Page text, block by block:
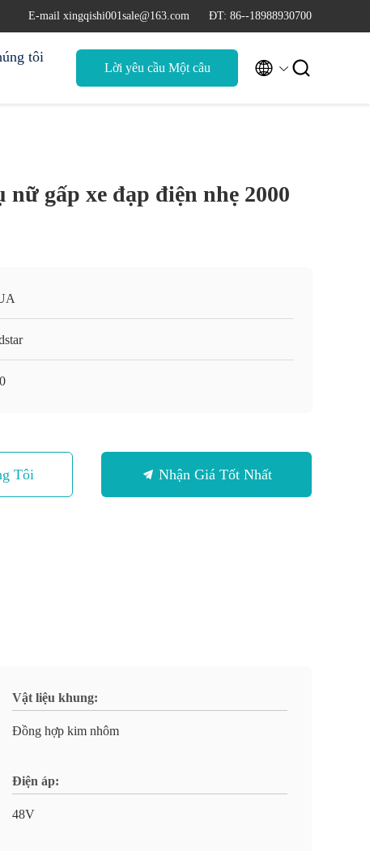
E-mail xingqishi001sale@163.com ĐT: 86--18988930700
tôi
Lời yêu cầu Một câu  
nữ gấp xe đạp điện nhẹ 2000
Tôi Nhận Giá Tốt Nhất
Vật liệu khung:
Đồng hợp kim nhôm
Điện áp:
48V